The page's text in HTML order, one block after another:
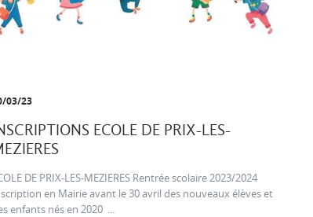
03/23
ECOLE DE PRIX-LES-
DE PRIX-LES-MEZIERES Rentrée scolaire 2023/2024
en Mairie avant le 30 avril des nouveaux élèves et
enfants nés en 2020 ...